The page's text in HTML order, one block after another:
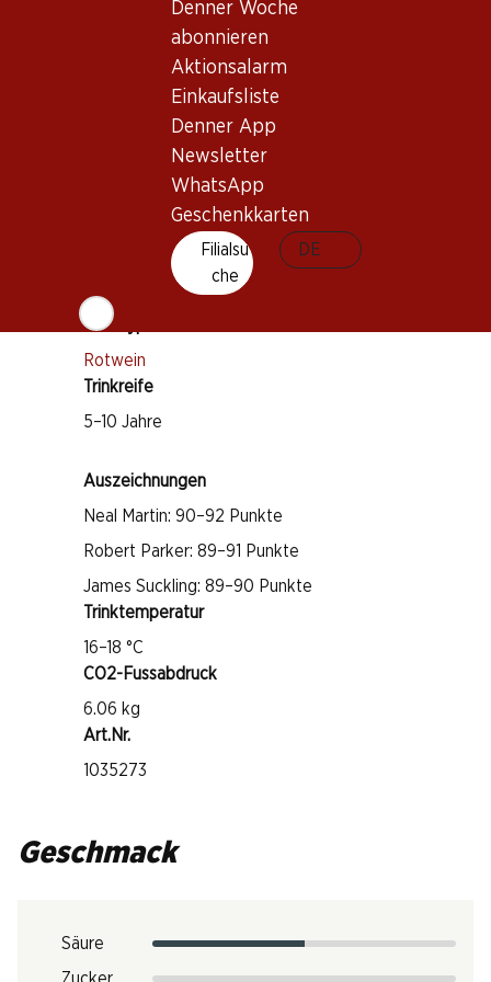
Denner Woche
abonnieren
Aktionsalarm
Einkaufsliste
Denner App
Newsletter
WhatsApp
Geschenkkarten
Filialsu
che
DE
Wissenswertes
Cabernet Sauvignon
Cabernet Franc
Petit Verdot
Weintyp
Rotwein
Trinkreife
5–10 Jahre
Auszeichnungen
Neal Martin: 90–92 Punkte
Robert Parker: 89–91 Punkte
James Suckling: 89–90 Punkte
Trinktemperatur
16–18 °C
CO2-Fussabdruck
6.06 kg
Art.Nr.
1035273
Geschmack
Säure